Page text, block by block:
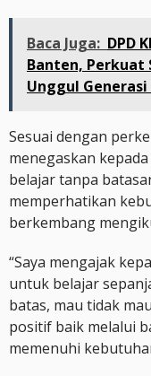
Baca Juga: DPD
Banten, Perkuat
Unggul Generasi
Sesuai dengan
menegaskan
belajar tanpa
memperhatikan
berkembang
“Saya mengajak
untuk belajar
batas, mau tidak
positif baik melalui
memenuhi